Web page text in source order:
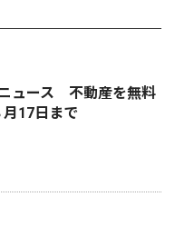
ュース 不動産を無料
17日まで